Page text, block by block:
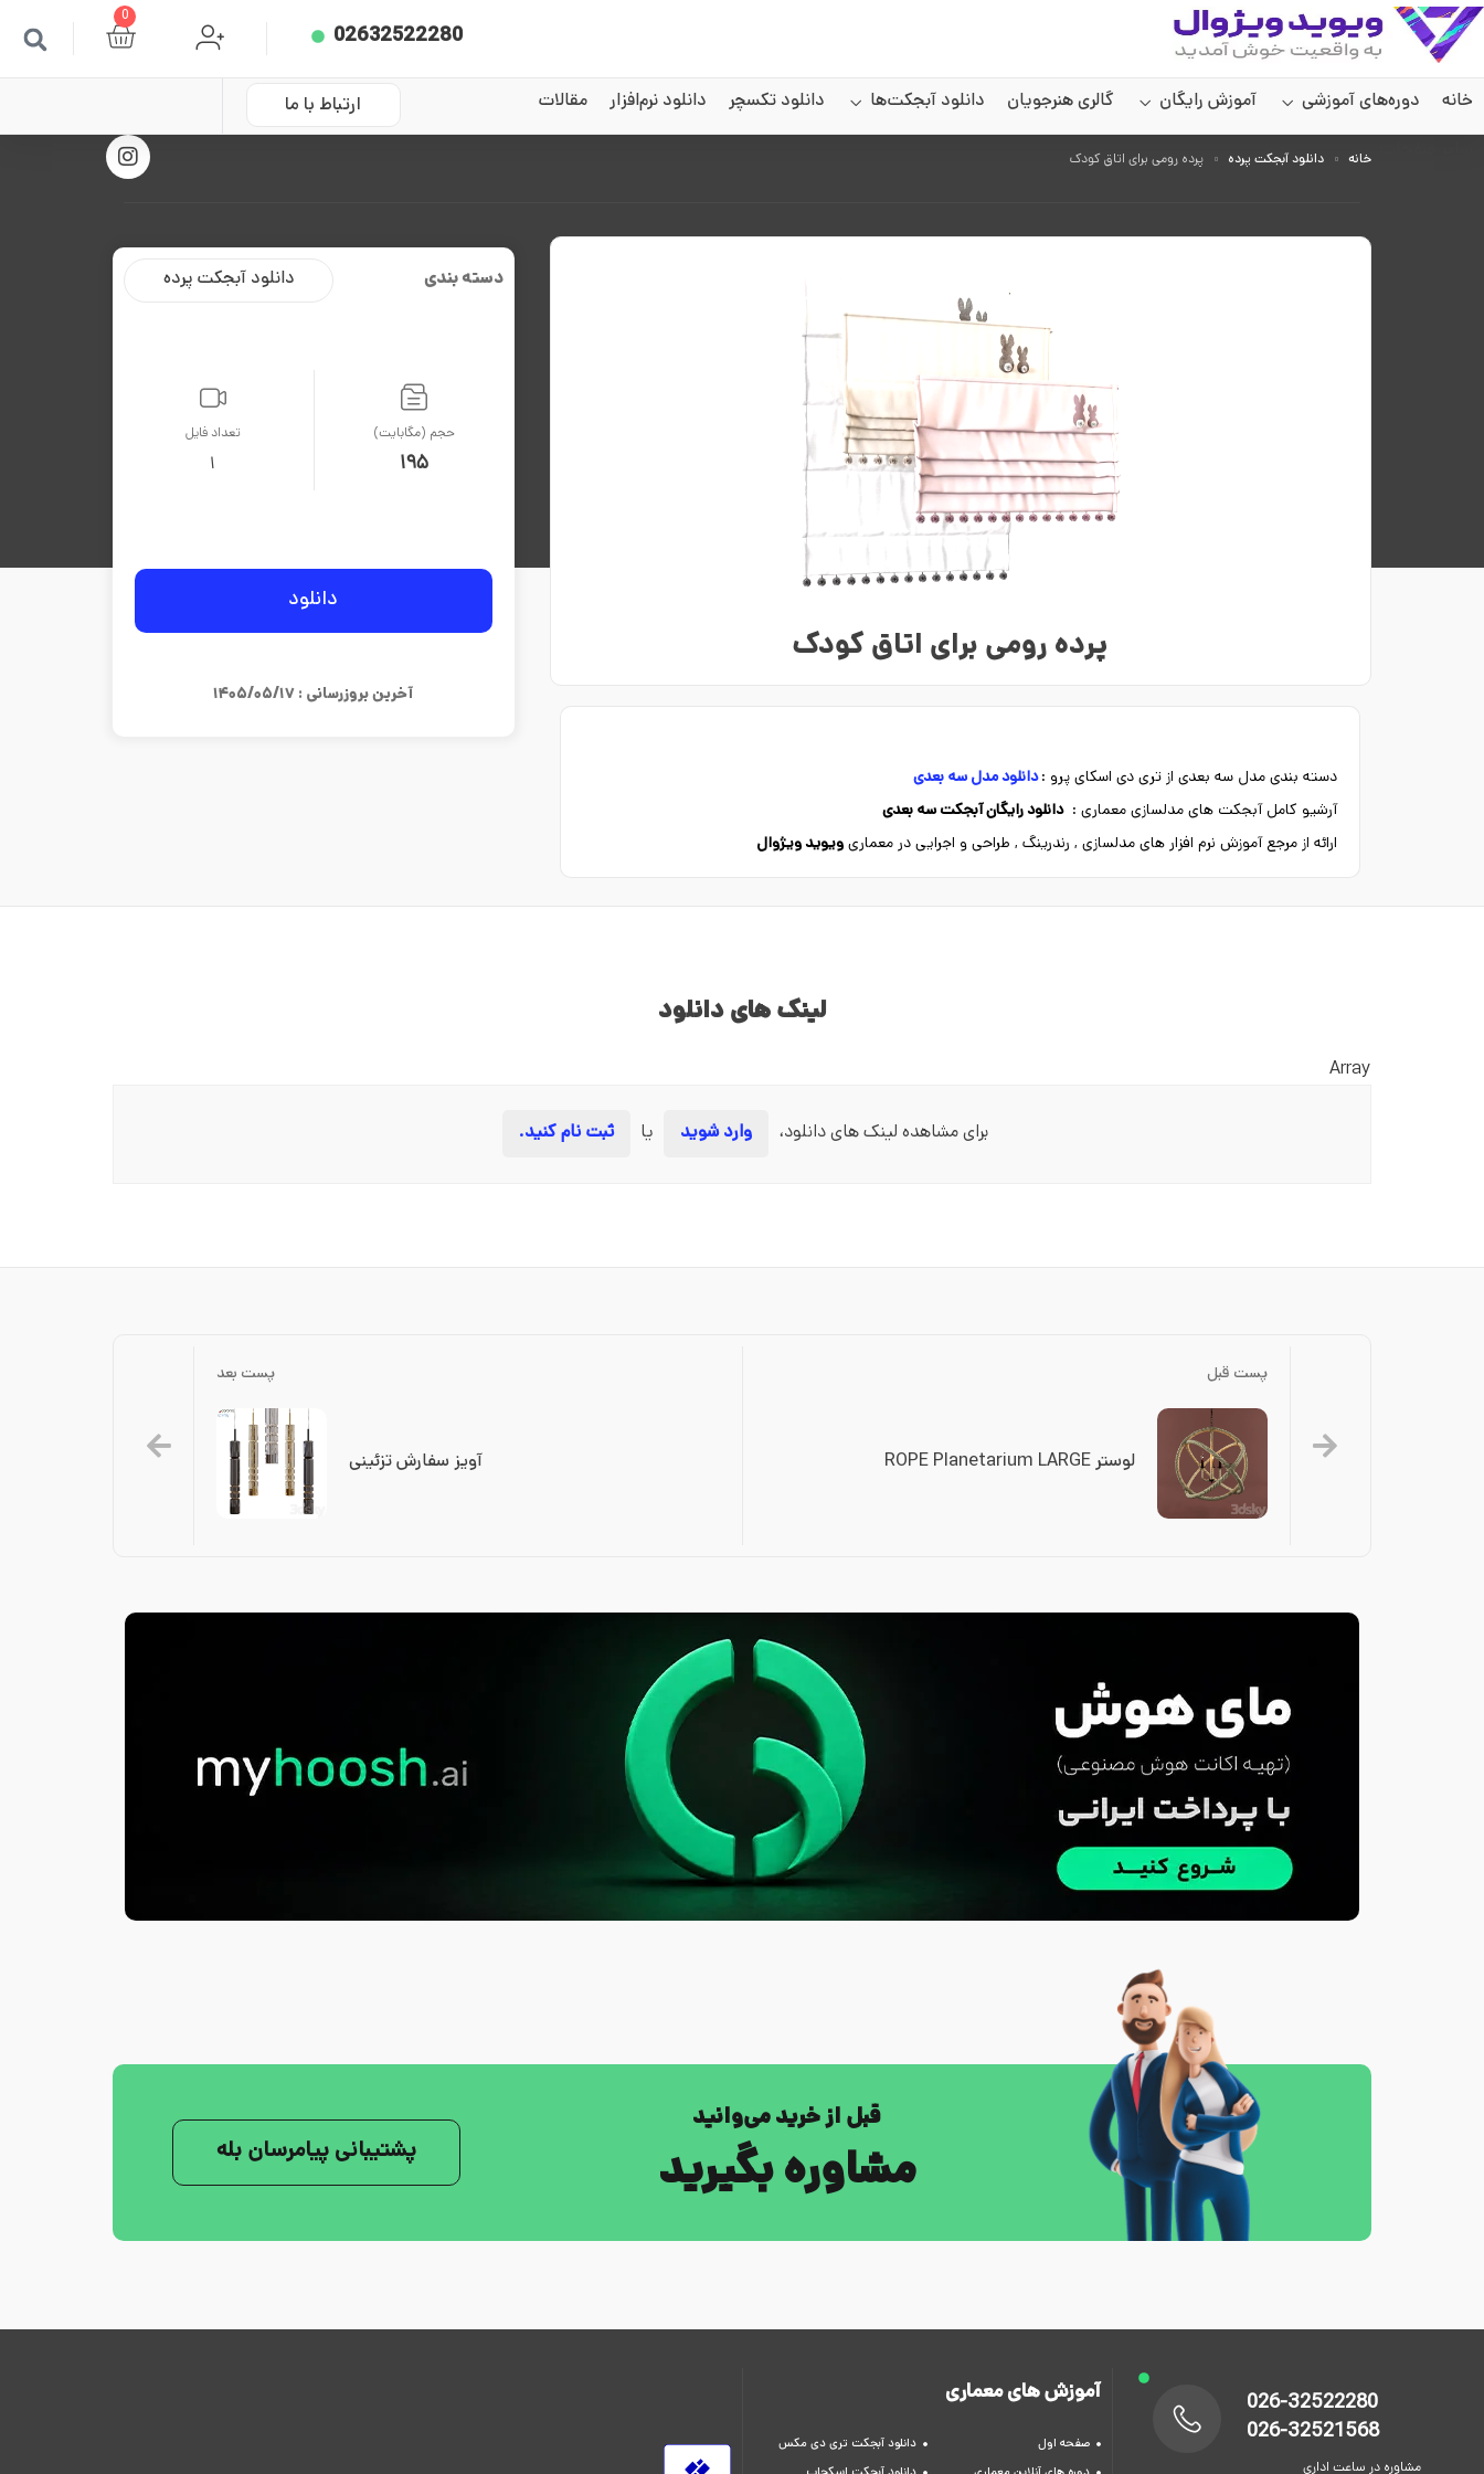
02632522280
0
خانه دوره‌های آموزشی آموزش رایگان گالری هنرجویان دانلود آبجکت‌ها دانلود تکسچر دانلود نرم‌افزار
مقالات
ارتباط با ما
خانه دانلود آبجکت پرده پرده رومی برای اتاق کودک
پرده رومی برای اتاق کودک
دسته بندی دانلود آبجکت پرده
حجم (مگابایت)
195
تعداد فایل
1
دانلود
آخرین بروزرسانی : ۱۴۰۵/۰۵/۱۷
دسته بندی مدل سه بعدی از تری دی اسکای پرو :دانلود مدل سه بعدی
آرشیو کامل آبجکت های مدلسازی معماری :دانلود رایگان آبجکت سه بعدی
ارائه از مرجع آموزش نرم افزار های مدلسازی , رندرینگ , طراحی و اجرایی در معماریویوید ویژوال
لینک های دانلود
Array
برای مشاهده لینک های دانلود، وارد شوید یا ثبت نام کنید.
پست قبل
لوستر ROPE Planetarium LARGE
پست بعد
آویز سفارش تزئینی
قبل از خرید می‌وانید
مشاوره بگیرید پشتیبانی پیامرسان بله
026-32522280
026-32521568
مشاوره در ساعت اداری
آموزش های معماری
صفحه اول
دانلود آبجکت تری دی مکس